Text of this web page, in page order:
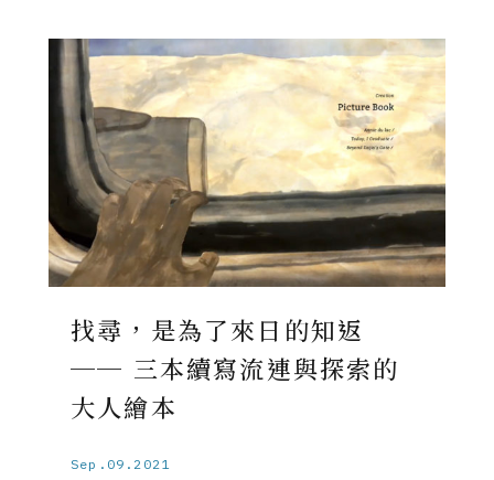
找尋，是為了來日的知返
── 三本續寫流連與探索的
大人繪本
Sep.09.2021